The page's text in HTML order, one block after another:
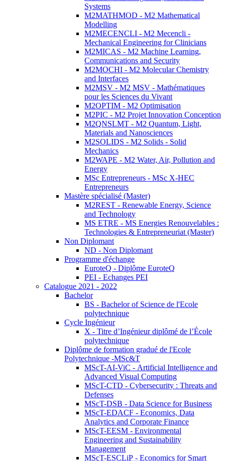
Systems
M2MATHMOD - M2 Mathematical
Modelling
M2MECENCLI - M2 Mecencli -
Mechanical Engineering for Clinicians
M2MICAS - M2 Machine Learning,
Communications and Security
M2MOCHI - M2 Molecular Chemistry
and Interfaces
M2MSV - M2 MSV - Mathématiques
pour les Sciences du Vivant
M2OPTIM - M2 Optimisation
M2PIC - M2 Projet Innovation Conception
M2QNSLMT - M2 Quantum, Light,
Materials and Nanosciences
M2SOLIDS - M2 Solids - Solid
Mechanics
M2WAPE - M2 Water, Air, Pollution and
Energy
MSc Entrepreneurs - MSc X-HEC
Entrepreneurs
Mastère spécialisé (Master)
M2REST - Renewable Energy, Science
and Technology
MS ETRE - MS Energies Renouvelables :
Technologies & Entrepreneuriat (Master)
Non Diplomant
ND - Non Diplomant
Programme d'échange
EuroteQ - Diplôme EuroteQ
PEI - Echanges PEI
Catalogue 2021 - 2022
Bachelor
BS - Bachelor of Science de l'Ecole
polytechnique
Cycle Ingénieur
X - Titre d’Ingénieur diplômé de l’École
polytechnique
Diplôme de formation gradué de l'Ecole
Polytechnique -MSc&T
MScT-AI-ViC - Artificial Intelligence and
Advanced Visual Computing
MScT-CTD - Cybersecurity : Threats and
Defenses
MScT-DSB - Data Science for Business
MScT-EDACF - Economics, Data
Analytics and Corporate Finance
MScT-EESM - Environmental
Engineering and Sustainability
Management
MScT-ESCLiP - Economics for Smart